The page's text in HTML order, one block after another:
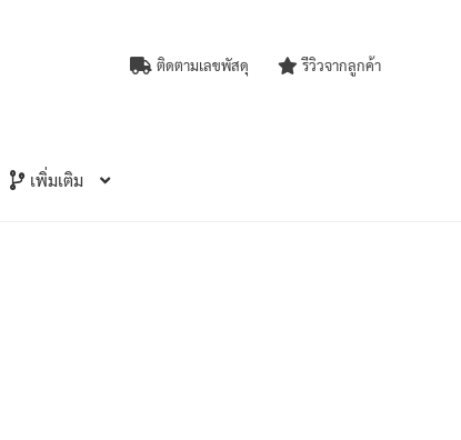
ติดตามเลขพัสดุ รีวิวจากลูกค้า
เพิ่มเติม